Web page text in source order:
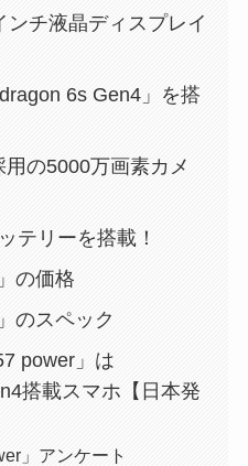
ンチ液晶ディスプレイ
6s Gen4」を搭
の5000万画素カメ
テリーを搭載！
の価格
のスペック
power」は
搭載スマホ【日本発
」アンケート